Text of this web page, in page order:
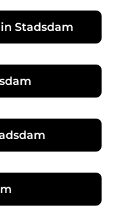
Stadsdam